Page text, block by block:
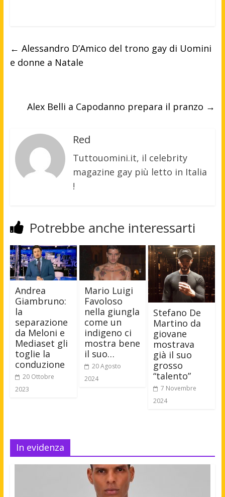
← Alessandro D’Amico del trono gay di Uomini
e donne a Natale
Alex Belli a Capodanno prepara il pranzo →
Red
Tuttouomini.it, il celebrity
magazine gay più letto in Italia
!
Potrebbe anche interessarti
Andrea
Giambruno:
la
separazione
da Meloni e
Mediaset gli
toglie la
conduzione
20 Ottobre
2023
Mario Luigi
Favoloso
nella giungla
come un
indigeno ci
mostra bene
il suo…
20 Agosto
2024
Stefano De
Martino da
giovane
mostrava
già il suo
grosso
“talento”
7 Novembre
2024
In evidenza